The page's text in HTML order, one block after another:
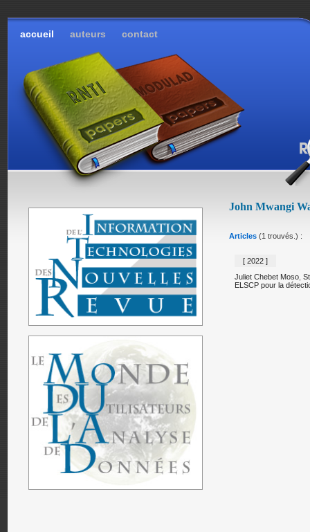
accueil auteurs contact
John Mwangi
Articles (1 trouvés.) :
[ 2022 ]
Juliet Chebet Moso,
ELSCP pour la